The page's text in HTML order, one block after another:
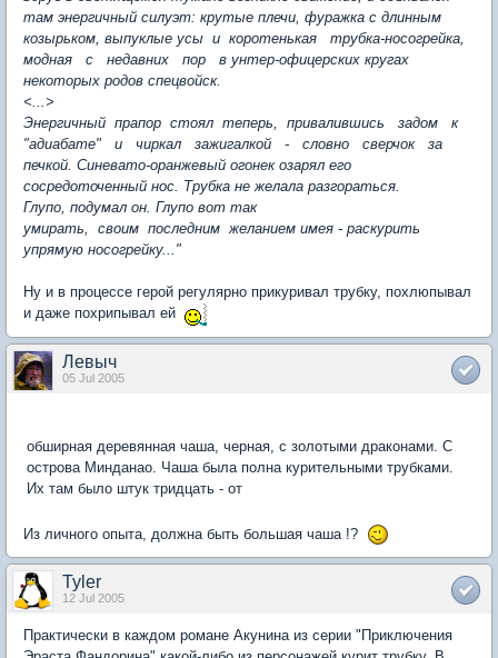
там энергичный силуэт: крутые плечи, фуражка с длинным
козырьком, выпуклые усы и коротенькая трубка-носогрейка,
модная с недавних пор в унтер-офицерских кругах
некоторых родов спецвойск.
<...>
Энергичный прапор стоял теперь, привалившись задом к
"адиабате" и чиркал зажигалкой - словно сверчок за
печкой. Синевато-оранжевый огонек озарял его
сосредоточенный нос. Трубка не желала разгораться.
Глупо, подумал он. Глупо вот так
умирать, своим последним желанием имея - раскурить
упрямую носогрейку..."
Ну и в процессе герой регулярно прикуривал трубку, похлюпывал
и даже похрипывал ей
Левыч
05 Jul 2005
обширная деревянная чаша, черная, с золотыми драконами. С
острова Минданао. Чаша была полна курительными трубками.
Их там было штук тридцать - от
Из личного опыта, должнa быть большая чаша !?
Tyler
12 Jul 2005
Практически в каждом романе Акунина из серии "Приключения